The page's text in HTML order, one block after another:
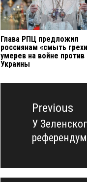
Глава РПЦ предложил
россиянам «смыть
умерев на войне против
Украины
Навигация
записямPrevious
Previous
post:
У